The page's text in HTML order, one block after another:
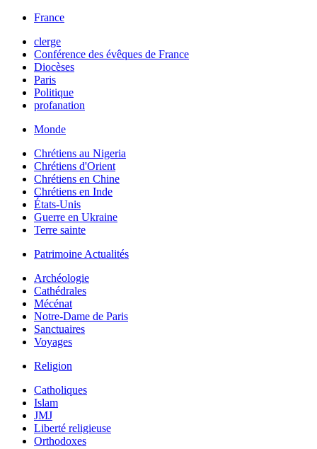
France
clerge
Conférence des évêques de France
Diocèses
Paris
Politique
profanation
Monde
Chrétiens au Nigeria
Chrétiens d'Orient
Chrétiens en Chine
Chrétiens en Inde
États-Unis
Guerre en Ukraine
Terre sainte
Patrimoine Actualités
Archéologie
Cathédrales
Mécénat
Notre-Dame de Paris
Sanctuaires
Voyages
Religion
Catholiques
Islam
JMJ
Liberté religieuse
Orthodoxes